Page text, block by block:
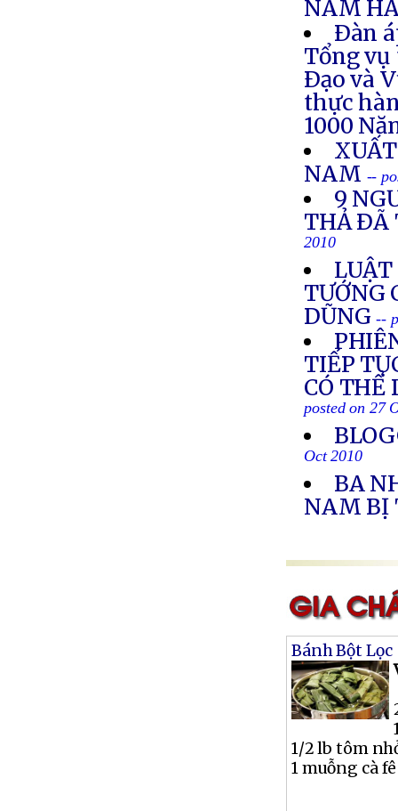
NAM
Ðàn
Tổng
Ðạo và
thực
1000
NAM --
9
THẢ ÐÃ
2010
TƯỚNG
DŨNG --
TIẾP
CÓ THỂ
posted on 27
Oct 2010
BA
NAM BỊ
Bánh Bột Lọc
1/2 lb tôm
1 muỗng cà